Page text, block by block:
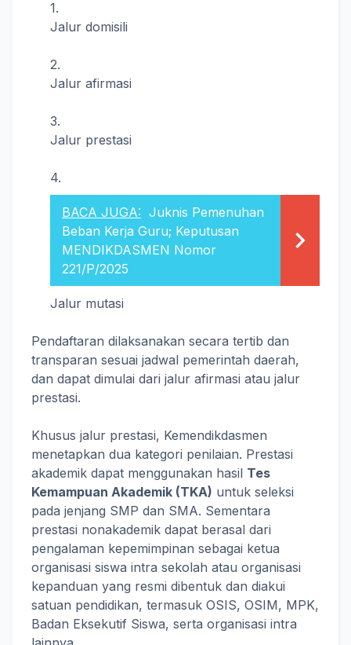
Jalur domisili
Jalur afirmasi
Jalur prestasi
BACA JUGA: Juknis Pemenuhan
Beban Kerja Guru; Keputusan
MENDIKDASMEN Nomor
221/P/2025
Jalur mutasi
Pendaftaran dilaksanakan secara tertib dan
transparan sesuai jadwal pemerintah daerah,
dan dapat dimulai dari jalur afirmasi atau jalur
prestasi.
Khusus jalur prestasi, Kemendikdasmen
menetapkan dua kategori penilaian. Prestasi
akademik dapat menggunakan hasil Tes
Kemampuan Akademik (TKA) untuk seleksi
pada jenjang SMP dan SMA. Sementara
prestasi nonakademik dapat berasal dari
pengalaman kepemimpinan sebagai ketua
organisasi siswa intra sekolah atau organisasi
kepanduan yang resmi dibentuk dan diakui
satuan pendidikan, termasuk OSIS, OSIM, MPK,
Badan Eksekutif Siswa, serta organisasi intra